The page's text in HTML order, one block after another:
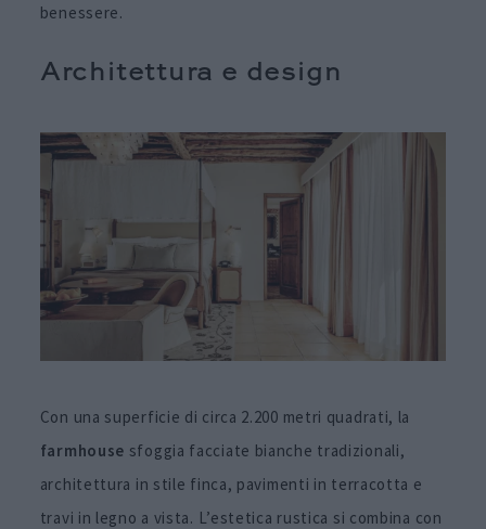
benessere.
Architettura e design
Con una superficie di circa 2.200 metri quadrati, la
farmhouse sfoggia facciate bianche tradizionali,
architettura in stile finca, pavimenti in terracotta e
travi in legno a vista. L’estetica rustica si combina con